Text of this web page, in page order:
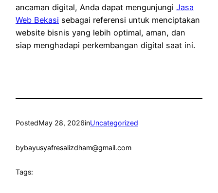
ancaman digital, Anda dapat mengunjungi Jasa
Web Bekasi sebagai referensi untuk menciptakan
website bisnis yang lebih optimal, aman, dan
siap menghadapi perkembangan digital saat ini.
PostedMay 28, 2026inUncategorized
bybayusyafresalizdham@gmail.com
Tags: